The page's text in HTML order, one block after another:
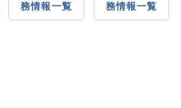
務情報一覧
務情報一覧